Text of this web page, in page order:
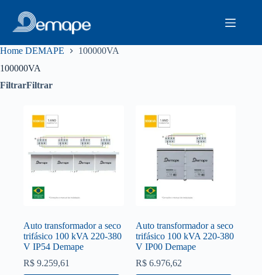
Home DEMAPE
100000VA
100000VA
FiltrarFiltrar
Auto transformador a seco
trifásico 100 kVA 220-380
V IP54 Demape
R$ 9.259,61
Auto transformador a seco
trifásico 100 kVA 220-380
V IP00 Demape
R$6.976,62